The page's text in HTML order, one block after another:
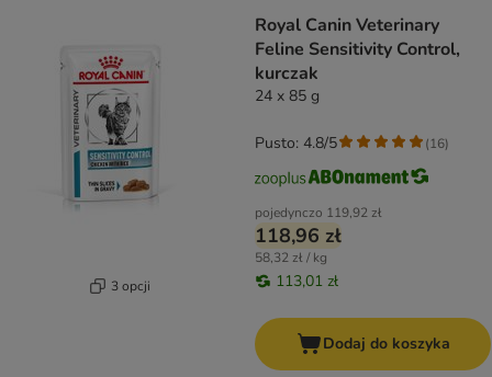
3 opcji
Royal Canin Veterinary
Feline Sensitivity Control,
kurczak
24 x 85 g
pojedynczo 119,92 zł
118,96 zł
58,32 zł / kg
113,01 zł
Pusto: 4.8/5 (16)
Dodaj do koszyka